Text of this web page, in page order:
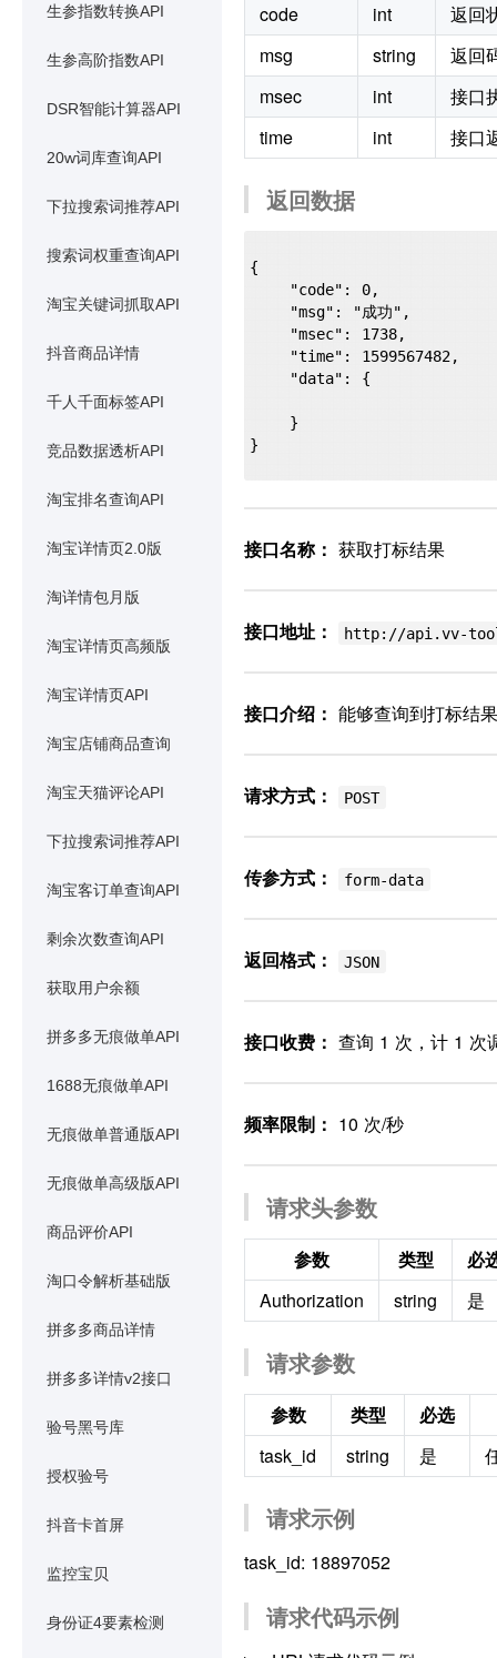
生参指数转换API
生参高阶指数API
DSR智能计算器API
20w词库查询API
下拉搜索词推荐API
搜索词权重查询API
淘宝关键词抓取API
抖音商品详情
千人千面标签API
竞品数据透析API
淘宝排名查询API
淘宝详情页2.0版
淘详情包月版
淘宝详情页高频版
淘宝详情页API
淘宝店铺商品查询
淘宝天猫评论API
下拉搜索词推荐API
淘宝客订单查询API
剩余次数查询API
获取用户余额
拼多多无痕做单API
1688无痕做单API
无痕做单普通版API
无痕做单高级版API
商品评价API
淘口令解析基础版
拼多多商品详情
拼多多详情v2接口
验号黑号库
授权验号
抖音卡首屏
监控宝贝
身份证4要素检测
code
int
返回
msg
string
返回
msec
int
接口
time
int 接口
返回数据
{
}
接口名称： 获取打标结果
接口地址： http://api.vv-
接口介绍： 能够查询到打标结
请求方式： POST
传参方式： form-data
返回格式： JSON
接口收费： 查询 1 次，计 1 次
频率限制： 10 次/秒
请求头参数
参数 类型
必
Authorization
string 是
请求参数
参数 类型
必选
task_id
string 是
请求示例
task_id: 18897052
请求代码示例